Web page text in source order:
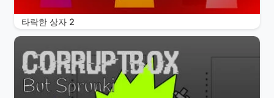
타락한 상자 2